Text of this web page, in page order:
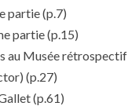
partie(p.7)
partie(p.15)
au Musée rétrospectif
(p.27)
(p.61)